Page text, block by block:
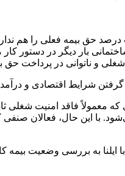
حق بیمه فعلی را هم
ساختمانی بار دیگر در
و ناتوانی در پرداخت حق
شرایط اقتصادی و
معمولاً فاقد امنیت
با این حال، فعالان صنفی
به بررسی وضعیت بیمه